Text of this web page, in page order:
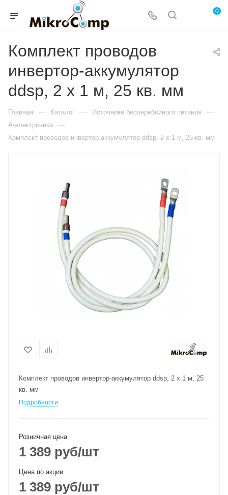
0
Комплект проводов
инвертор-аккумулятор
ddsp, 2 х 1 м, 25 кв. мм
Главная — Каталог — Источники бесперебойного питания —
А-электроника —
Комплект проводов инвертор-аккумулятор ddsp, 2 х 1 м, 25 кв. мм
Комплект проводов инвертор-аккумулятор ddsp, 2 х 1 м, 25
кв. мм
Подробности
Розничная цена
1 389 руб/шт
Цена по акции
1 389 руб/шт